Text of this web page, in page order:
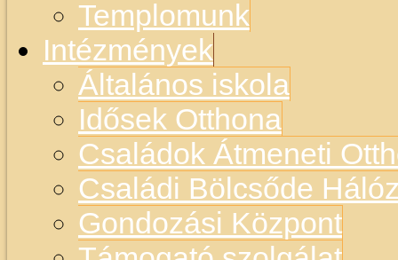
Templomunk
Intézmények
Általános iskola
Idősek Otthona
Családok Átmeneti
Családi Bölcsőde
Gondozási Központ